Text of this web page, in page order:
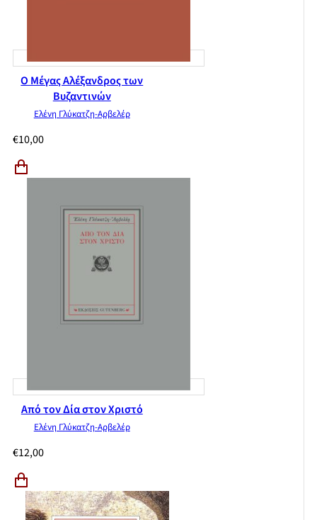
Ο Μέγας Αλέξανδρος των
Βυζαντινών
Ελένη Γλύκατζη-Αρβελέρ
€10,00
Από τον Δία στον Χριστό
Ελένη Γλύκατζη-Αρβελέρ
€12,00